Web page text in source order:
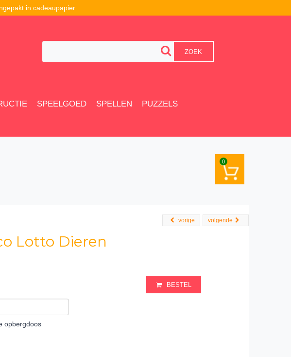
in cadeaupapier
ZOEK
SPEELGOED SPELLEN PUZZELS
0
volgende
vorige
Lotto Dieren
BESTEL
opbergdoos